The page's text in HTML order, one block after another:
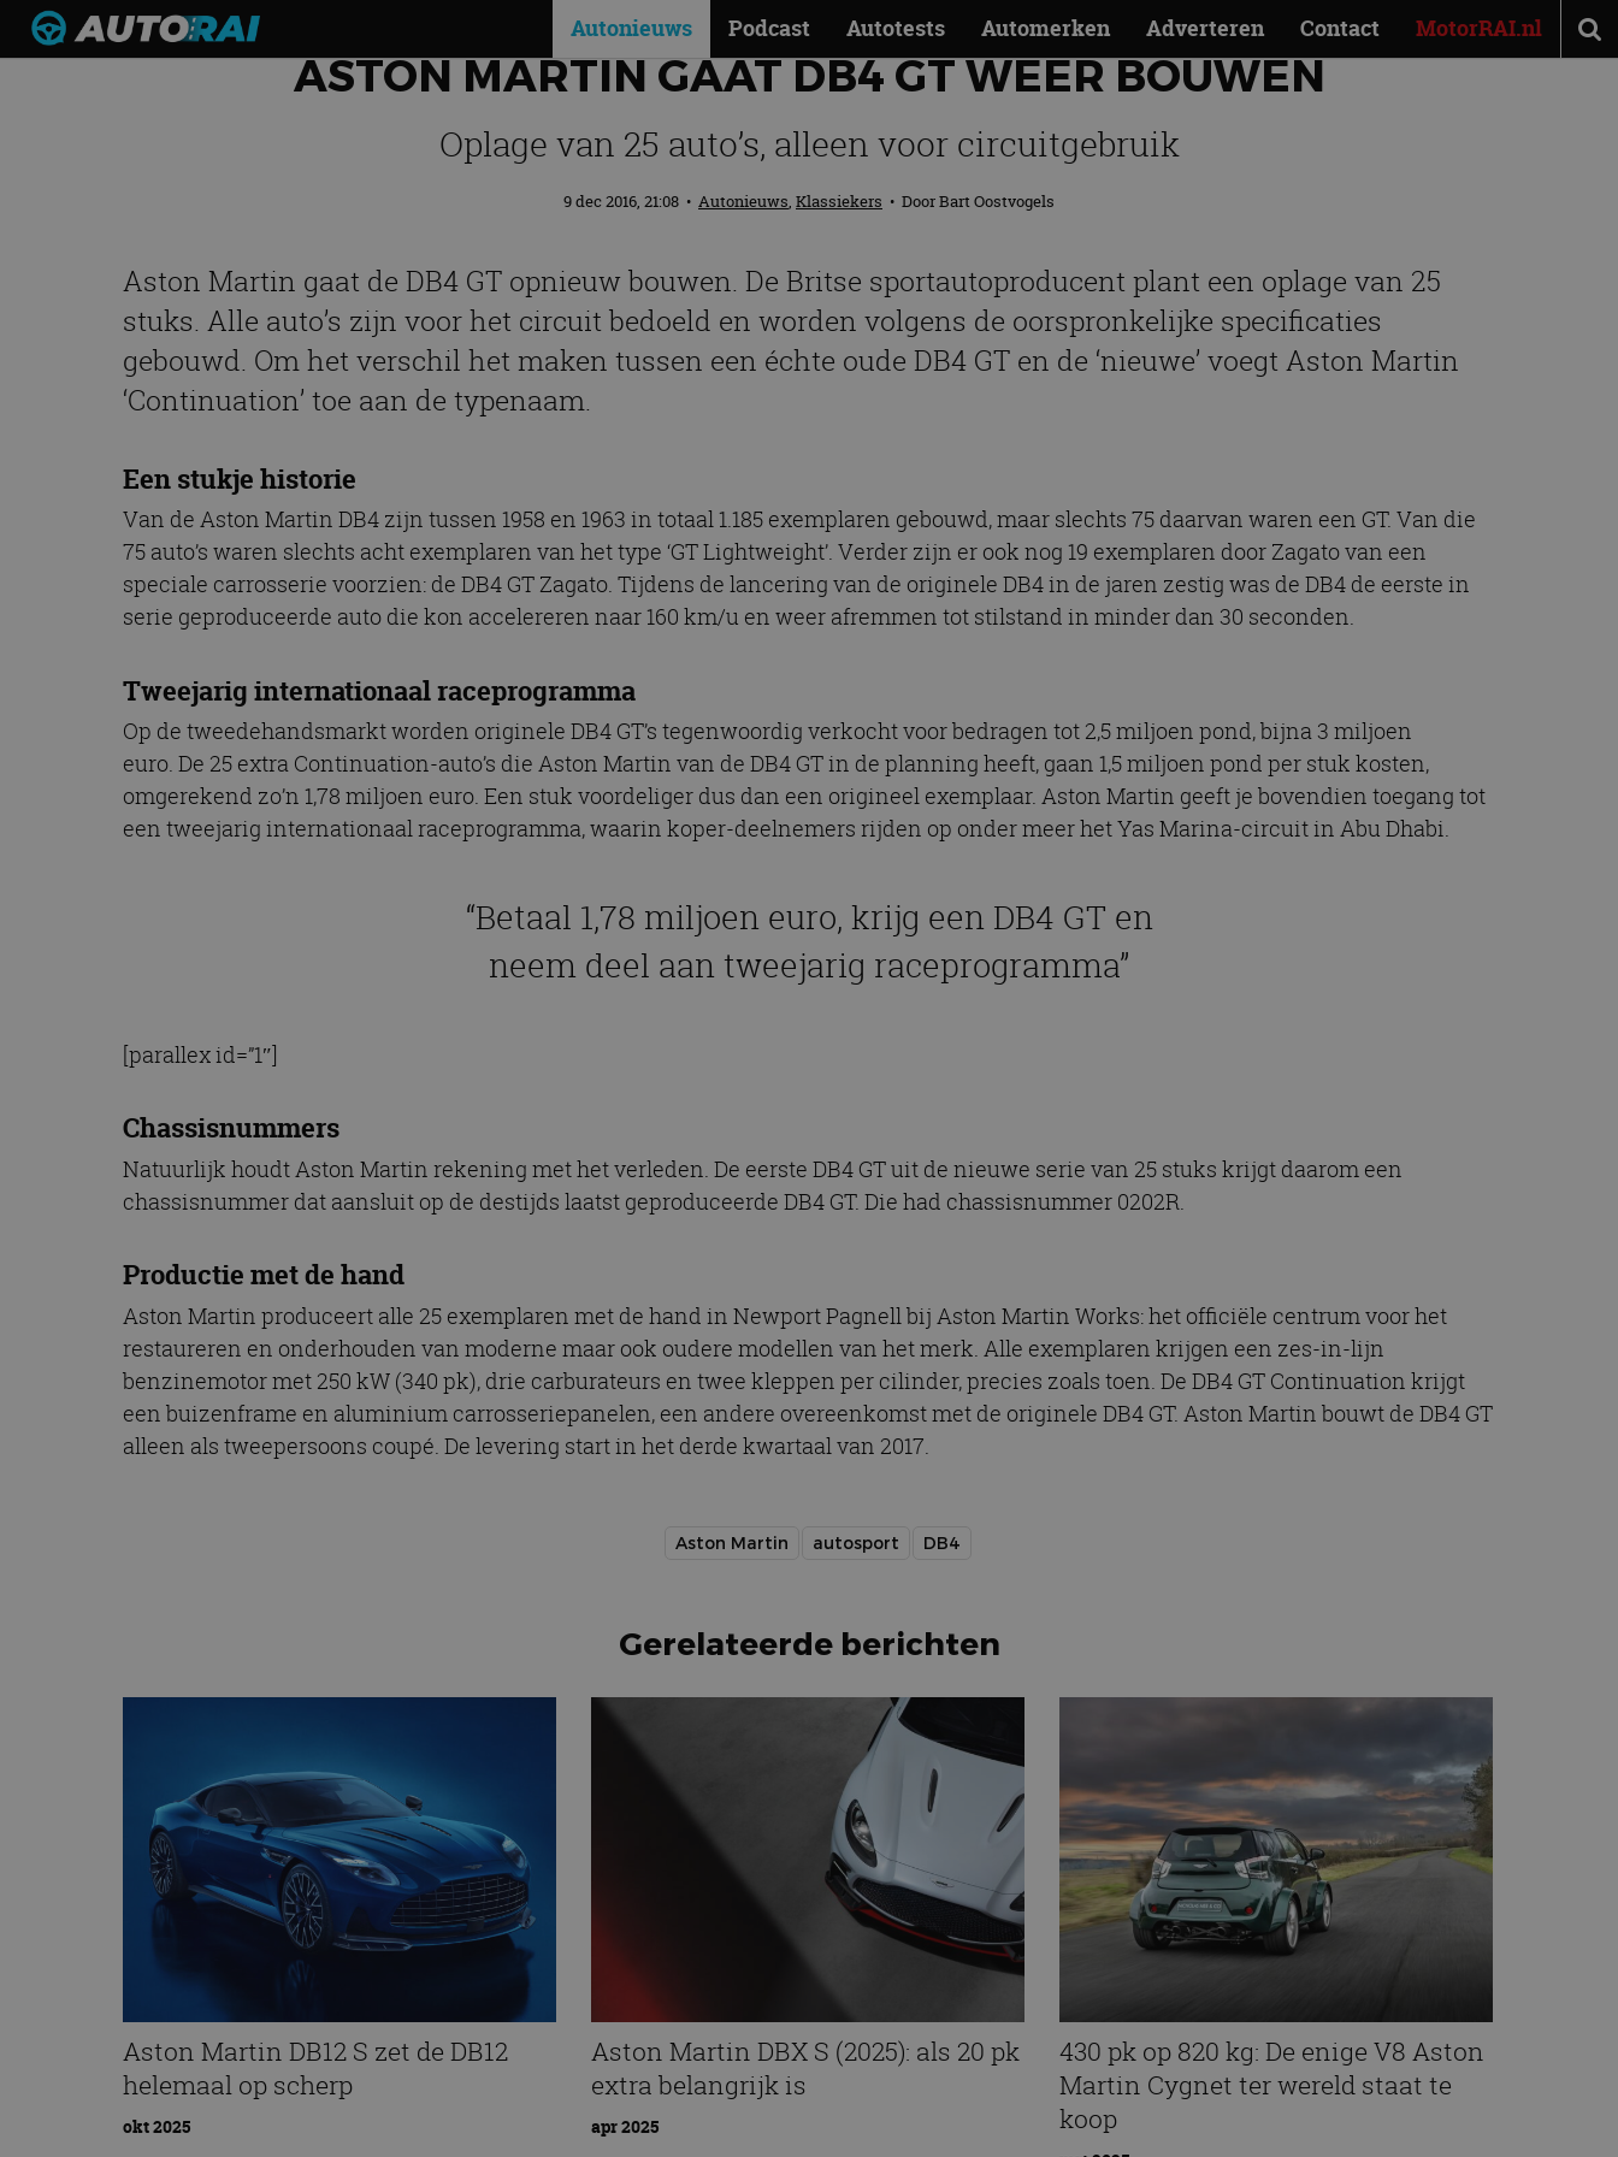
Autonieuws Podcast Autotests Automerken Adverteren Contact MotorRAI.nl
ASTON MARTIN GAAT DB4 GT WEER BOUWEN
Oplage van 25 auto’s, alleen voor circuitgebruik
9 dec 2016, 21:08 • Autonieuws, Klassiekers • DoorBart Oostvogels
Aston Martin gaat de DB4 GT opnieuw bouwen. De Britse sportautoproducent plant een oplage van 25
stuks. Alle auto’s zijn voor het circuit bedoeld en worden volgens de oorspronkelijke specificaties
gebouwd. Om het verschil het maken tussen een échte oude DB4 GT en de ‘nieuwe’ voegt Aston Martin
‘Continuation’ toe aan de typenaam.
Een stukje historie
Van de Aston Martin DB4 zijn tussen 1958 en 1963 in totaal 1.185 exemplaren gebouwd, maar slechts 75 daarvan waren een GT. Van die
75 auto’s waren slechts acht exemplaren van het type ‘GT Lightweight’. Verder zijn er ook nog 19 exemplaren door Zagato van een
speciale carrosserie voorzien: de DB4 GT Zagato. Tijdens de lancering van de originele DB4 in de jaren zestig was de DB4 de eerste in
serie geproduceerde auto die kon accelereren naar 160 km/u en weer afremmen tot stilstand in minder dan 30 seconden.
Tweejarig internationaal raceprogramma
Op de tweedehandsmarkt worden originele DB4 GT’s tegenwoordig verkocht voor bedragen tot 2,5 miljoen pond, bijna 3 miljoen
euro. De 25 extra Continuation-auto’s die Aston Martin van de DB4 GT in de planning heeft, gaan 1,5 miljoen pond per stuk kosten,
omgerekend zo’n 1,78 miljoen euro. Een stuk voordeliger dus dan een origineel exemplaar. Aston Martin geeft je bovendien toegang tot
een tweejarig internationaal raceprogramma, waarin koper-deelnemers rijden op onder meer het Yas Marina-circuit in Abu Dhabi.
“Betaal 1,78 miljoen euro, krijg een DB4 GT en
neem deel aan tweejarig raceprogramma”
[parallex id=”1″]
Chassisnummers
Natuurlijk houdt Aston Martin rekening met het verleden. De eerste DB4 GT uit de nieuwe serie van 25 stuks krijgt daarom een
chassisnummer dat aansluit op de destijds laatst geproduceerde DB4 GT. Die had chassisnummer 0202R.
Productie met de hand
Aston Martin produceert alle 25 exemplaren met de hand in Newport Pagnell bij Aston Martin Works: het officiële centrum voor het
restaureren en onderhouden van moderne maar ook oudere modellen van het merk. Alle exemplaren krijgen een zes-in-lijn
benzinemotor met 250 kW (340 pk), drie carburateurs en twee kleppen per cilinder, precies zoals toen. De DB4 GT Continuation krijgt
een buizenframe en aluminium carrosseriepanelen, een andere overeenkomst met de originele DB4 GT. Aston Martin bouwt de DB4 GT
alleen als tweepersoons coupé. De levering start in het derde kwartaal van 2017.
Aston Martin autosport DB4
Gerelateerde berichten
Aston Martin DB12 S zet de DB12
helemaal op scherp
okt 2025
Aston Martin DBX S (2025): als 20 pk
extra belangrijk is
apr 2025
430 pk op 820 kg: De enige V8 Aston
Martin Cygnet ter wereld staat te
koop